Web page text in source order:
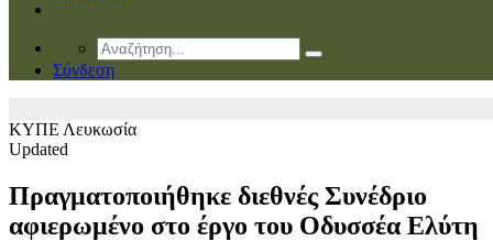
Σύνδεση
ΚΥΠΕ Λευκωσία
Updated
Πραγματοποιήθηκε διεθνές Συνέδριο
αφιερωμένο στο έργο του Οδυσσέα Ελύτη